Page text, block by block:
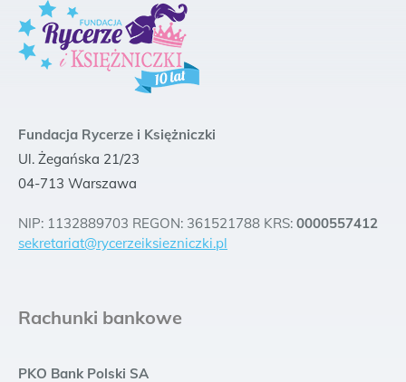
Fundacja Rycerze i Księżniczki
Ul. Żegańska 21/23
04-713 Warszawa
NIP: 1132889703 REGON: 361521788 KRS: 0000557412
sekretariat@rycerzeiksiezniczki.pl
Rachunki bankowe
PKO Bank Polski SA